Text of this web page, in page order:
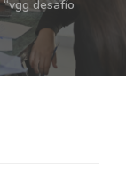
desafío